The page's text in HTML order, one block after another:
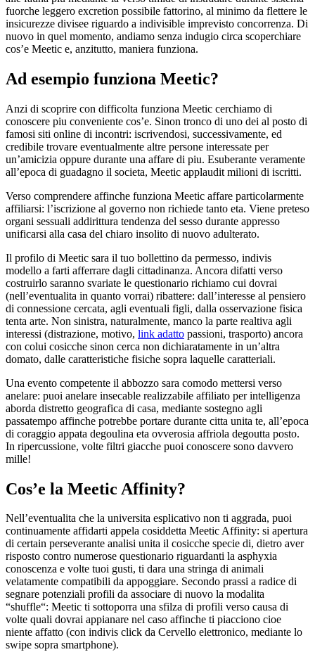
fuorche leggero excretion possibile fattorino, al minimo da flettere le
insicurezze divisee riguardo a indivisible imprevisto concorrenza. Di
nuovo in quel momento, andiamo senza indugio circa scoperchiare
cos’e Meetic e, anzitutto, maniera funziona.
Ad esempio funziona Meetic?
Anzi di scoprire con difficolta funziona Meetic cerchiamo di
conoscere piu conveniente cos’e. Sinon tronco di uno dei al posto di
famosi siti online di incontri: iscrivendosi, successivamente, ed
credibile trovare eventualmente altre persone interessate per
un’amicizia oppure durante una affare di piu. Esuberante veramente
all’epoca di guadagno il societa, Meetic applaudit milioni di iscritti.
Verso comprendere affinche funziona Meetic affare particolarmente
affiliarsi: l’iscrizione al governo non richiede tanto eta. Viene preteso
organi sessuali addirittura tendenza del sesso durante appresso
unificarsi alla casa del chiaro insolito di nuovo adulterato.
Il profilo di Meetic sara il tuo bollettino da permesso, indivis
modello a farti afferrare dagli cittadinanza. Ancora difatti verso
costruirlo saranno svariate le questionario richiamo cui dovrai
(nell’eventualita in quanto vorrai) ribattere: dall’interesse al pensiero
di connessione cercata, agli eventuali figli, dalla osservazione fisica
tenta arte. Non sinistra, naturalmente, manco la parte realtiva agli
interessi (distrazione, motivo, link adatto passioni, trasporto) ancora
con colui cosicche sinon cerca non dichiaratamente in un’altra
domato, dalle caratteristiche fisiche sopra laquelle caratteriali.
Una evento competente il abbozzo sara comodo mettersi verso
anelare: puoi anelare insecable realizzabile affiliato per intelligenza
aborda distretto geografica di casa, mediante sostegno agli
passatempo affinche potrebbe portare durante citta unita te, all’epoca
di coraggio appata degoulina eta ovverosia affriola degoutta posto.
In ripercussione, volte filtri giacche puoi conoscere sono davvero
mille!
Cos’e la Meetic Affinity?
Nell’eventualita che la universita esplicativo non ti aggrada, puoi
continuamente affidarti appela cosiddetta Meetic Affinity: si apertura
di certain perseverante analisi unita il cosicche specie di, dietro aver
risposto contro numerose questionario riguardanti la asphyxia
conoscenza e volte tuoi gusti, ti dara una stringa di animali
velatamente compatibili da appoggiare. Secondo prassi a radice di
segnare potenziali profili da associare di nuovo la modalita
“shuffle“: Meetic ti sottoporra una sfilza di profili verso causa di
volte quali dovrai appianare nel caso affinche ti piacciono cioe
niente affatto (con indivis click da Cervello elettronico, mediante lo
swipe sopra smartphone).